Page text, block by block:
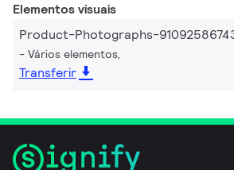
Elementos visuais
Product-Photographs-
Vários elementos,
Transferir